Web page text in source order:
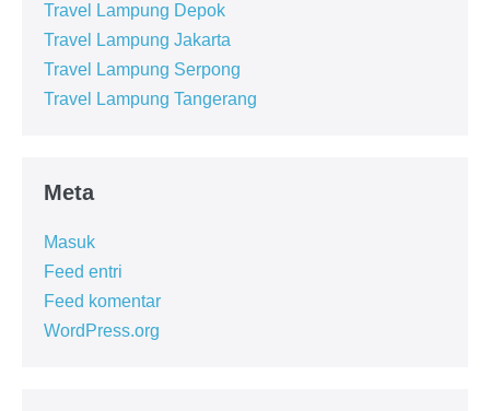
Travel Lampung Depok
Travel Lampung Jakarta
Travel Lampung Serpong
Travel Lampung Tangerang
Meta
Masuk
Feed entri
Feed komentar
WordPress.org